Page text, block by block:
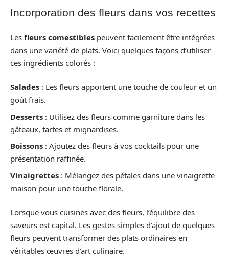
Incorporation des fleurs dans vos recettes
Les fleurs comestibles peuvent facilement être intégrées
dans une variété de plats. Voici quelques façons d’utiliser
ces ingrédients colorés :
Salades : Les fleurs apportent une touche de couleur et un
goût frais.
Desserts : Utilisez des fleurs comme garniture dans les
gâteaux, tartes et mignardises.
Boissons : Ajoutez des fleurs à vos cocktails pour une
présentation raffinée.
Vinaigrettes : Mélangez des pétales dans une vinaigrette
maison pour une touche florale.
Lorsque vous cuisines avec des fleurs, l’équilibre des
saveurs est capital. Les gestes simples d’ajout de quelques
fleurs peuvent transformer des plats ordinaires en
véritables œuvres d’art culinaire.